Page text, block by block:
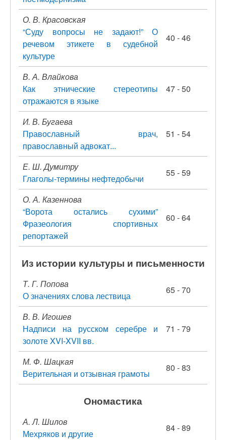
О. В. Красовская
“Суду вопросы не задают!” О
речевом этикете в судебной
культуре
40 - 46
В. А. Влайкова
Как этнические стереотипы
отражаются в языке
47 - 50
И. В. Бугаева
Православный врач,
православный адвокат...
51 - 54
Е. Ш. Думитру
Глаголы-термины нефтедобычи
55 - 59
О. А. Казеннова
“Ворота остались сухими”
Фразеология спортивных
репортажей
60 - 64
Из истории культуры и письменности
Т. Г. Попова
О значениях слова лествица
65 - 70
В. В. Игошев
Надписи на русском серебре и
золоте XVI-XVII вв.
71 - 79
М. Ф. Шацкая
Верительная и отзывная грамоты
80 - 83
Ономастика
А. Л. Шилов
Мехряков и другие
84 - 89